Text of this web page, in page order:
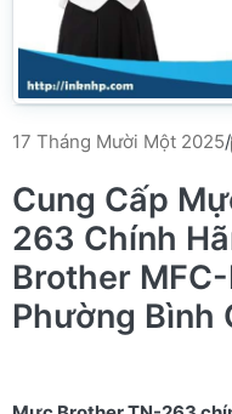
17 Tháng Mười Một 2025/
Cung Cấp
263 Chính
Brother
Phường Bình